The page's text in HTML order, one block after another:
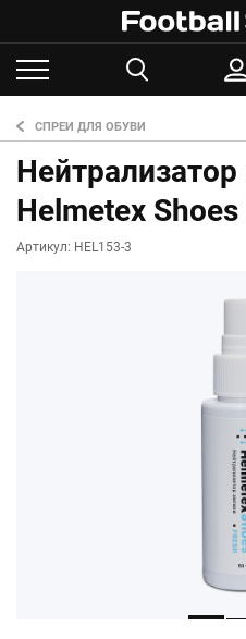
СПРЕИ ДЛЯ ОБУВИ
Нейтрализатор
Helmetex
Артикул: HEL153-3